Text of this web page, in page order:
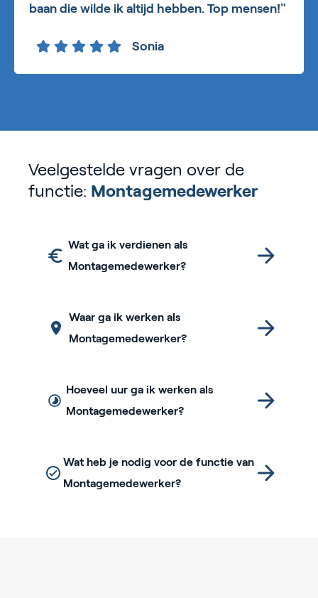
baan die wilde ik altijd hebben. Top mensen!"
Sonia
Veelgestelde vragen over de
functie: Montagemedewerker
Wat ga ik verdienen als
Montagemedewerker?
Waar ga ik werken als
Montagemedewerker?
Hoeveel uur ga ik werken als
Montagemedewerker?
Wat heb je nodig voor de functie van
Montagemedewerker?